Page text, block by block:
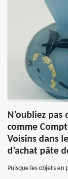
N’oubliez
comme
Voisins dans
d’achat pâte
Puisque les objets en